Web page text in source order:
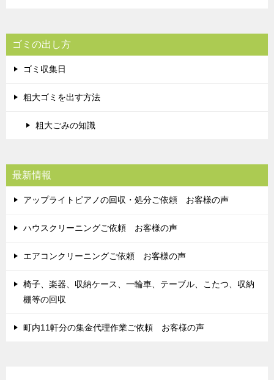
ゴミの出し方
ゴミ収集日
粗大ゴミを出す方法
粗大ごみの知識
最新情報
アップライトピアノの回収・処分ご依頼 お客様の声
ハウスクリーニングご依頼 お客様の声
エアコンクリーニングご依頼 お客様の声
椅子、楽器、収納ケース、一輪車、テーブル、こたつ、収納
棚等の回収
町内11軒分の集金代理作業ご依頼 お客様の声